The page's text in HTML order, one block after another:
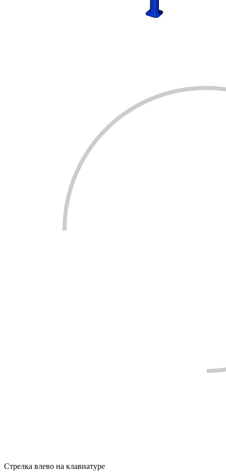
Стрелка влево на клавиатуре